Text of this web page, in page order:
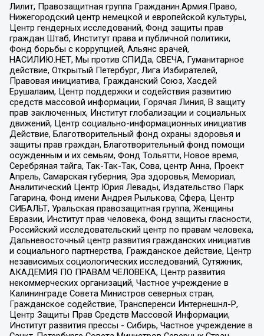
Лилит, Правозащитная группа Гражданин.Армия.Право,
Нижегородский центр немецкой и европейской культуры,
Центр гендерных исследований, Фонд защиты прав
граждан Штаб, Институт права и публичной политики,
Фонд борьбы с коррупцией, Альянс врачей,
НАСИЛИЮ.НЕТ, Мы против СПИДа, СВЕЧА, Гуманитарное
действие, Открытый Петербург, Лига Избирателей,
Правовая инициатива, Гражданский Союз, Хасдей
Ерушалаим, Центр поддержки и содействия развитию
средств массовой информации, Горячая Линия, В защиту
прав заключенных, Институт глобализации и социальных
движений, Центр социально-информационных инициатив
Действие, Благотворительный фонд охраны здоровья и
защиты прав граждан, Благотворительный фонд помощи
осужденным и их семьям, Фонд Тольятти, Новое время,
Серебряная тайга, Так-Так-Так, Сова, центр Анна, Проект
Апрель, Самарская губерния, Эра здоровья, Мемориал,
Аналитический Центр Юрия Левады, Издательство Парк
Гагарина, Фонд имени Андрея Рылькова, Сфера, Центр
СИБАЛЬТ, Уральская правозащитная группа, Женщины
Евразии, Институт прав человека, Фонд защиты гласности,
Российский исследовательский центр по правам человека,
Дальневосточный центр развития гражданских инициатив
и социального партнерства, Гражданское действие, Центр
независимых социологических исследований, Сутяжник,
АКАДЕМИЯ ПО ПРАВАМ ЧЕЛОВЕКА, Центр развития
некоммерческих организаций, Частное учреждение в
Калининграде Совета Министров северных стран,
Гражданское содействие, Трансперенси Интернешнл-Р,
Центр Защиты Прав Средств Массовой Информации,
Институт развития прессы - Сибирь, Частное учреждение в